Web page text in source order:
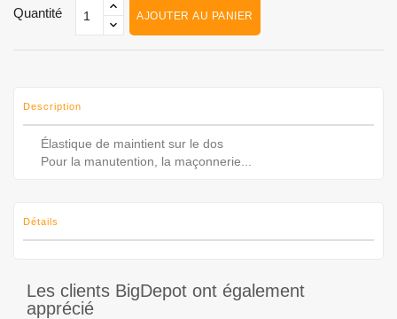
Quantité AJOUTER AU PANIER
Description
Élastique de maintient sur le dos
Pour la manutention, la maçonnerie...
Détails
Les clients BigDepot ont également
apprécié